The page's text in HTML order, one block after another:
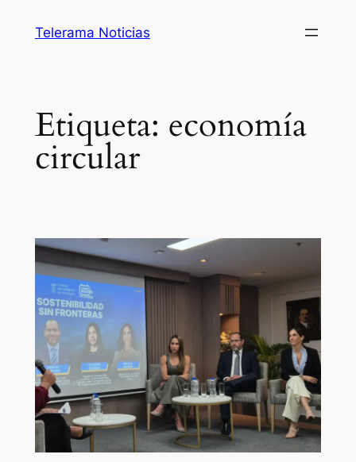
Telerama Noticias
Etiqueta: economía
circular